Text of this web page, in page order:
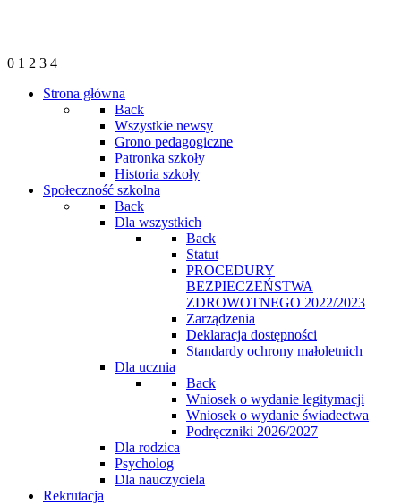
0 1 2 3 4
Strona główna
Back
Wszystkie newsy
Grono pedagogiczne
Patronka szkoły
Historia szkoły
Społeczność szkolna
Back
Dla wszystkich
Back
Statut
PROCEDURY
BEZPIECZEŃSTWA
ZDROWOTNEGO 2022/2023
Zarządzenia
Deklaracja dostępności
Standardy ochrony małoletnich
Dla ucznia
Back
Wniosek o wydanie legitymacji
Wniosek o wydanie świadectwa
Podręczniki 2026/2027
Dla rodzica
Psycholog
Dla nauczyciela
Rekrutacja